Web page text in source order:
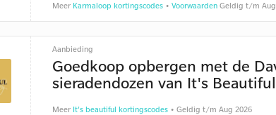
Meer Karmaloop kortingscodes• VoorwaardenGeldig t/m Aug
Aanbieding
Goedkoop opbergen met de
sieradendozen van It's Beautiful
Meer It's beautiful kortingscodes• Geldig t/m Aug 2026